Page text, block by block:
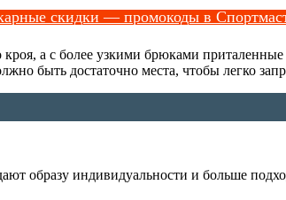
скидки — промокоды в
а с более узкими брюками
быть достаточно места, чтобы легко
образу индивидуальности и больше